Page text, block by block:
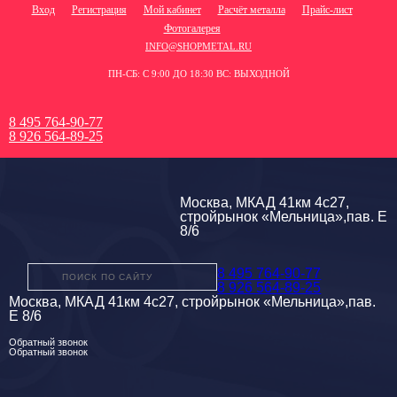
Вход Регистрация Мой кабинет Расчёт металла
Прайс-лист
Фотогалерея
INFO@SHOPMETAL.RU
ПН-СБ: С 9:00 ДО 18:30 ВС: ВЫХОДНОЙ
8 495 764-90-77
8 926 564-89-25
Москва, МКАД 41км 4с27,
стройрынок «Мельница»,пав. Е
8/6
8 495 764-90-77
8 926 564-89-25
Москва, МКАД 41км 4с27, стройрынок «Мельница»,пав.
Е 8/6
Обратный звонок
Обратный звонок